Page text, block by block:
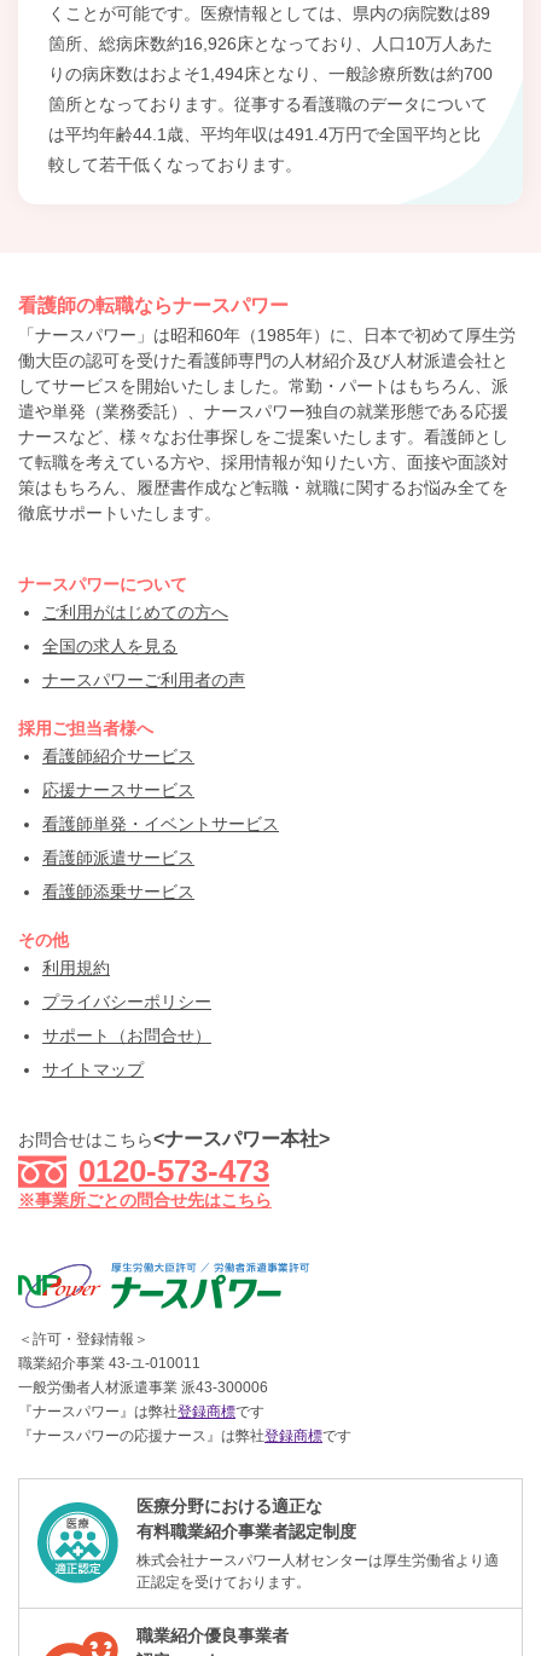
くことが可能です。医療情報としては、県内の病院数は89
箇所、総病床数約16,926床となっており、人口10万人あた
りの病床数はおよそ1,494床となり、一般診療所数は約700
箇所となっております。従事する看護職のデータについて
は平均年齢44.1歳、平均年収は491.4万円で全国平均と比
較して若干低くなっております。
看護師の転職ならナースパワー
「ナースパワー」は昭和60年（1985年）に、日本で初めて厚生労
働大臣の認可を受けた看護師専門の人材紹介及び人材派遣会社と
してサービスを開始いたしました。常勤・パートはもちろん、派
遣や単発（業務委託）、ナースパワー独自の就業形態である応援
ナースなど、様々なお仕事探しをご提案いたします。看護師とし
て転職を考えている方や、採用情報が知りたい方、面接や面談対
策はもちろん、履歴書作成など転職・就職に関するお悩み全てを
徹底サポートいたします。
ナースパワーについて
ご利用がはじめての方へ
全国の求人を見る
ナースパワーご利用者の声
採用ご担当者様へ
看護師紹介サービス
応援ナースサービス
看護師単発・イベントサービス
看護師派遣サービス
看護師添乗サービス
その他
利用規約
プライバシーポリシー
サポート（お問合せ）
サイトマップ
お問合せはこちら<ナースパワー本社>
0120-573-473
※事業所ごとの問合せ先はこちら
＜許可・登録情報＞
職業紹介事業 43-ユ-010011
一般労働者人材派遣事業 派43-300006
『ナースパワー』は弊社登録商標です
『ナースパワーの応援ナース』は弊社登録商標です
医療分野における適正な
有料職業紹介事業者認定制度
株式会社ナースパワー人材センターは厚生労働省より適
正認定を受けております。
職業紹介優良事業者